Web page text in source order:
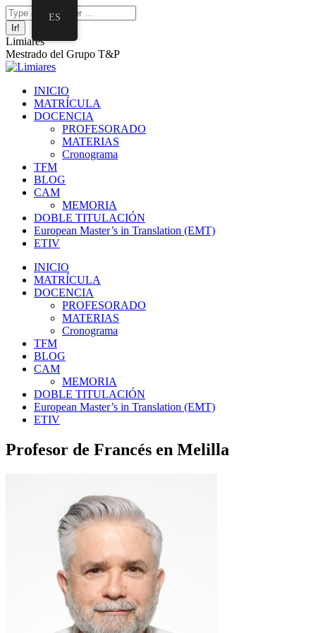
Saltar
al
contenido
Facebook
page
opens
in
new
window
Twitter
page
opens
in
new
window
Mail
page
opens
in
new
window
Instagram
page
opens
in
new
window
Linkedin
page
opens
in
new
window
Buscar:
Limiares
Mestrado del Grupo T&P
INICIO
MATRÍCULA
DOCENCIA
PROFESORADO
MATERIAS
Cronograma
TFM
BLOG
CAM
MEMORIA
DOBLE TITULACIÓN
European Master’s in Translation (EMT)
ETIV
INICIO
MATRÍCULA
DOCENCIA
PROFESORADO
MATERIAS
Cronograma
TFM
BLOG
CAM
MEMORIA
DOBLE TITULACIÓN
European Master’s in Translation (EMT)
ETIV
Profesor de Francés en Melilla
ES